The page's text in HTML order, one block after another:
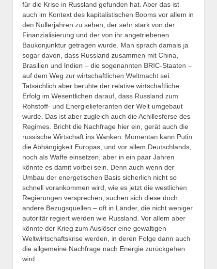
für die Krise in Russland gefunden hat. Aber das ist
auch im Kontext des kapitalistischen Booms vor allem in
den Nullerjahren zu sehen, der sehr stark von der
Finanzialisierung und der von ihr angetriebenen
Baukonjunktur getragen wurde. Man sprach damals ja
sogar davon, dass Russland zusammen mit China,
Brasilien und Indien – die sogenannten BRIC-Staaten –
auf dem Weg zur wirtschaftlichen Weltmacht sei.
Tatsächlich aber beruhte der relative wirtschaftliche
Erfolg im Wesentlichen darauf, dass Russland zum
Rohstoff- und Energielieferanten der Welt umgebaut
wurde. Das ist aber zugleich auch die Achillesferse des
Regimes. Bricht die Nachfrage hier ein, gerät auch die
russische Wirtschaft ins Wanken. Momentan kann Putin
die Abhängigkeit Europas, und vor allem Deutschlands,
noch als Waffe einsetzen, aber in ein paar Jahren
könnte es damit vorbei sein. Denn auch wenn der
Umbau der energetischen Basis sicherlich nicht so
schnell vorankommen wird, wie es jetzt die westlichen
Regierungen versprechen, suchen sich diese doch
andere Bezugsquellen – oft in Länder, die nicht weniger
autoritär regiert werden wie Russland. Vor allem aber
könnte der Krieg zum Auslöser eine gewaltigen
Weltwirtschaftskrise werden, in deren Folge dann auch
die allgemeine Nachfrage nach Energie zurückgehen
wird.